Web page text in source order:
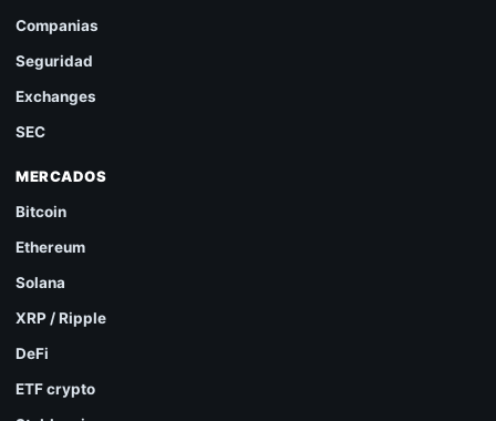
Companias
Seguridad
Exchanges
SEC
MERCADOS
Bitcoin
Ethereum
Solana
XRP / Ripple
DeFi
ETF crypto